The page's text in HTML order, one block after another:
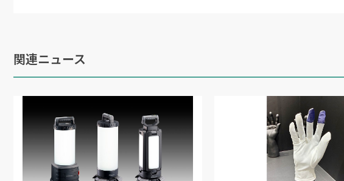
関連ニュース